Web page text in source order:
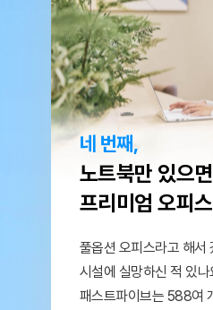
네 번째,
노트북만 있으
프리미엄 오피스
풀옵션 오피스라고 해서
시설에 실망하신 적 있나
패스트파이브는 588여